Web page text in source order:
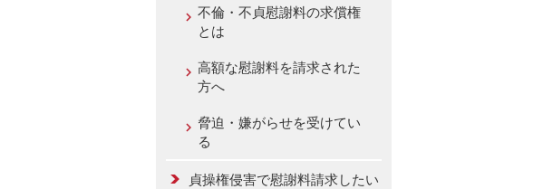
不倫・不貞慰謝料の求償権
とは
高額な慰謝料を請求された
方へ
脅迫・嫌がらせを受けてい
る
貞操権侵害で慰謝料請求したい